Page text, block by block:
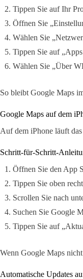
Tippen Sie auf Ihr
Öffnen Sie
Wählen Sie
Tippen Sie auf
Wählen Sie „Über
So bleibt Google Maps
Google Maps auf dem
Auf dem iPhone läuft
Schritt-für-Schritt-
Öffnen Sie den App
Tippen Sie oben
Scrollen Sie nach
Suchen Sie Google
Tippen Sie auf
Wenn Google Maps
Automatische Updates